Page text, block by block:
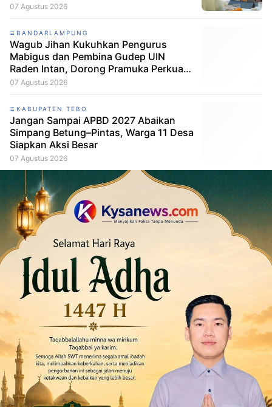
07 Agustus 2026
BANDARLAMPUNG
Wagub Jihan Kukuhkan Pengurus
Mabigus dan Pembina Gudep UIN
Raden Intan, Dorong Pramuka Perkuat
Karakter Generasi Muda
07 Agustus 2026
KABUPATEN TEBO
Jangan Sampai APBD 2027 Abaikan
Simpang Betung–Pintas, Warga 11 Desa
Siapkan Aksi Besar
07 Agustus 2026